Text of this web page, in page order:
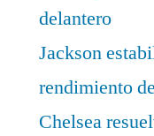
delantero
Jackson
rendimiento
Chelsea